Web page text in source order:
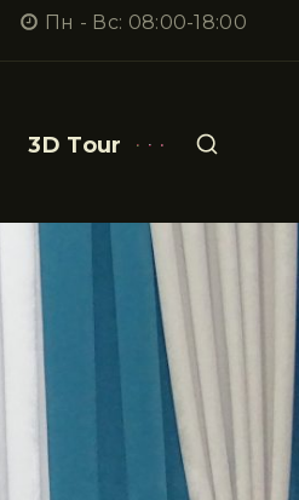
Пн - Вс: 08:00-18:00
3D Tour